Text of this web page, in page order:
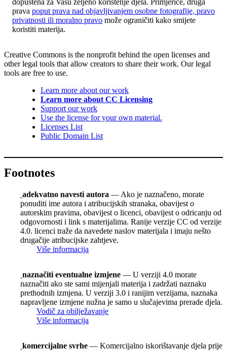
dopuštena za Vašu željeno korištenje djela. Primjerice, druga
prava poput prava nad objavljivanjem osobne fotografije, pravo
privatnosti ili moralno pravo može ograničiti kako smijete
koristiti materija.
Creative Commons is the nonprofit behind the open licenses and
other legal tools that allow creators to share their work. Our legal
tools are free to use.
Learn more about our work
Learn more about CC Licensing
Support our work
Use the license for your own material.
Licenses List
Public Domain List
Footnotes
adekvatno navesti autora — Ako je naznačeno, morate
ponuditi ime autora i atribucijskih stranaka, obavijest o
autorskim pravima, obavijest o licenci, obavijest o odricanju od
odgovornosti i link s materijalima. Ranije verzije CC od verzije
4.0. licenci traže da navedete naslov materijala i imaju nešto
drugačije atribucijske zahtjeve.
Više informacija
naznačiti eventualne izmjene — U verziji 4.0 morate
naznačiti ako ste sami mijenjali materija i zadržati naznaku
prethodnih izmjena. U verziji 3.0 i ranijim verzijama, naznaka
napravljene izmjene nužna je samo u slučajevima prerade djela.
Vodič za obilježavanje
Više informacija
komercijalne svrhe — Komercijalno iskorištavanje djela prije